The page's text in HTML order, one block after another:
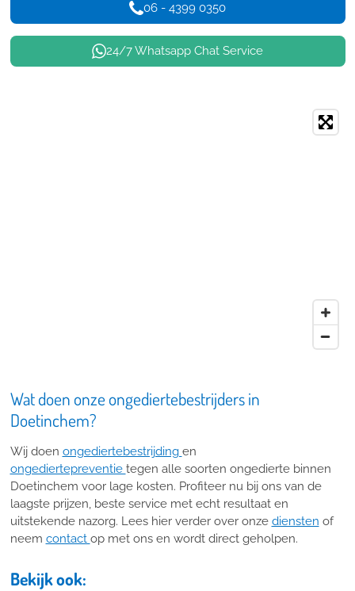
06 - 4399 0350
24/7 Whatsapp Chat Service
Wat doen onze ongediertebestrijders in
Doetinchem?
Wij doen ongediertebestrijding en
ongediertepreventie tegen alle soorten ongedierte binnen
Doetinchem voor lage kosten. Profiteer nu bij ons van de
laagste prijzen, beste service met echt resultaat en
uitstekende nazorg. Lees hier verder over onze diensten of
neem contact op met ons en wordt direct geholpen.
Bekijk ook: